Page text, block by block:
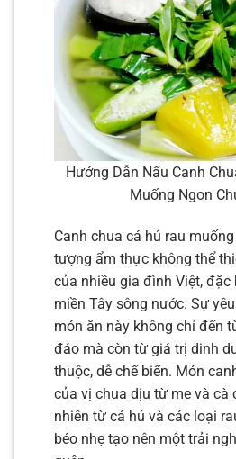
Hướng Dẫn Nấu Canh
Muống Ngon
Canh chua cá hú rau
tượng ẩm thực không thể
của nhiều gia đình Việt, đặc
miền Tây sông nước. Sự
món ăn này không chỉ đến
đáo mà còn từ giá trị dinh
thuộc, dễ chế biến. Món
của vị chua dịu từ me và cà
nhiên từ cá hú và các loại
béo nhẹ tạo nên một trải